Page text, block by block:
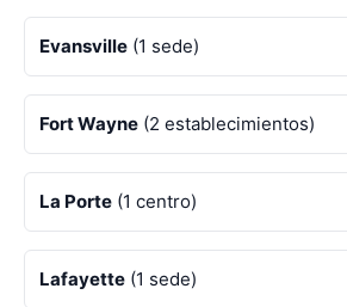
Evansville (1 sede)
Fort Wayne (2 establecimientos)
La Porte (1 centro)
Lafayette (1 sede)